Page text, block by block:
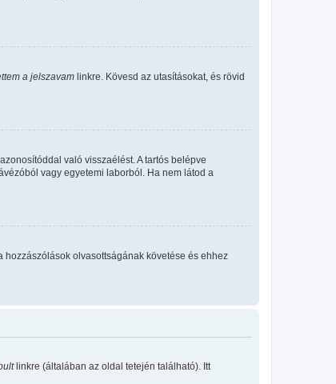
a jelszavam linkre. Kövesd az utasításokat, és rövid
való visszaélést. A tartós belépve
vagy egyetemi laborból. Ha nem látod a
hozzászólások olvasottságának követése és ehhez
linkre (általában az oldal tetején található). Itt